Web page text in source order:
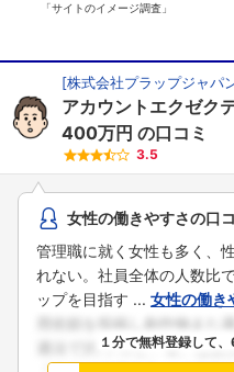
「サイトのイメージ調査」
[株式会社プラップジャパ
アカウントエクゼク
400万円 の口コミ
3.5
女性の働きやすさの口
管理職に就く女性も多く、
れない。社員全体の人数比
ップを目指す ... 女性の働き
１分で無料登録して